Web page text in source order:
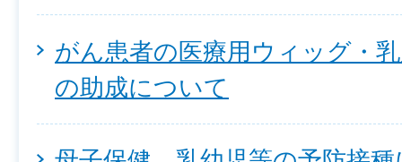
がん患者の医療用ウィッグ・
の助成について